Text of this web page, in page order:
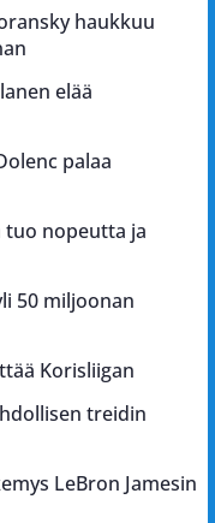
haukkuu
elää
palaa
tuo nopeutta ja
50 miljoonan
Korisliigan
treidin
LeBron Jamesin